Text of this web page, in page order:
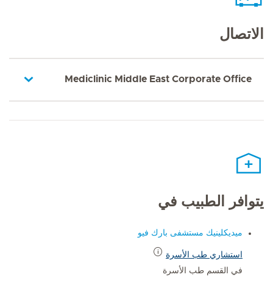
الاتصال
Mediclinic Middle East Corporate Office
يتوافر الطبيب في
ميديكلينيك مستشفى بارك فيو
استشاري طب الأسرة
في القسم طب الأسرة